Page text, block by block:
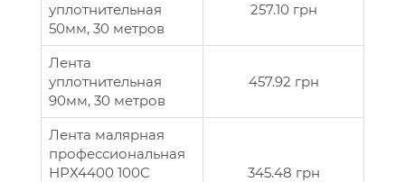
уплотнительная
50мм, 30 метров
257.10 грн
Лента
уплотнительная
90мм, 30 метров
457.92 грн
Лента малярная
профессиональная
НРХ4400 100C
345.48 грн